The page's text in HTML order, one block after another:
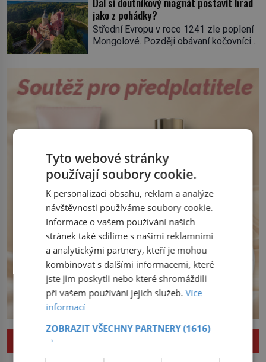
přídělový systém. […]
měla na obřad ve Westminsteru podle
tradice „něco vypůjčeného“, její matka jí
věnuje jedinečný šperk ze své
soukromé kolekce – diamantovou tiáru
tiára,“ zhodnotil klenot britský politik Sir
Henry Channon (1897–1958), když si […]
jako z pohádky?
Střední Evropu v roce 1241 zle poplení
Mongolové. Později obávaní kočovníci
jednat. Na další případné řádění barbarů
z východu se chce pečlivě připravit!
Český král Václav I. (1205–1253) přijme
opatření, která mají posílit obranu jeho
království. Zajistit hodlá především
ZAJÍMAVOSTI
Tyto webové stránky
používají soubory cookie.
K personalizaci obsahu, reklam a analýze
návštěvnosti používáme soubory cookie.
Informace o vašem používání našich
stránek také sdílíme s našimi reklamními
a analytickými partnery, kteří je mohou
kombinovat s dalšími informacemi, které
jste jim poskytli nebo které shromáždili
při vašem používání jejich služeb.Více
informací
ZOBRAZIT VŠECHNY PARTNERY(1616)
→